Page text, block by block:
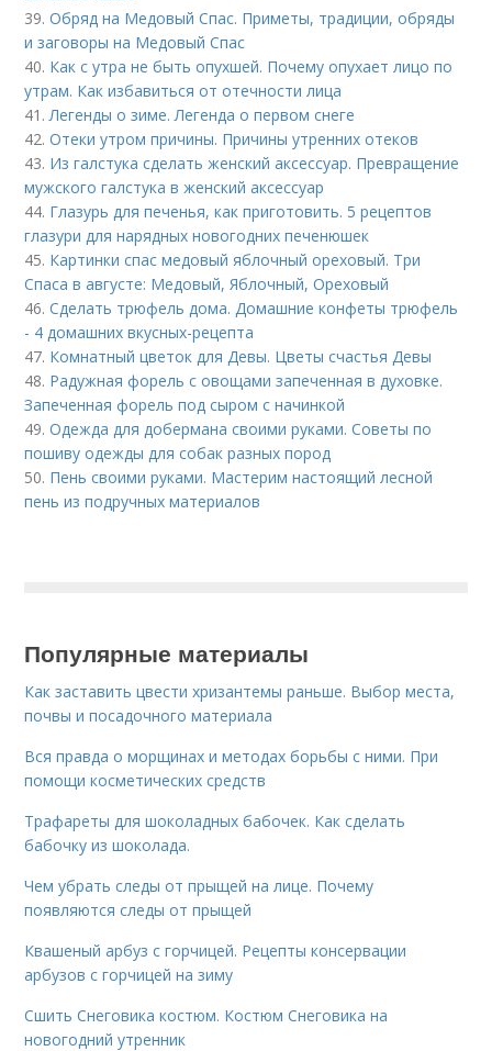
39.Обряд на Медовый Спас. Приметы, традиции, обряды
и заговоры на Медовый Спас
40. Как с утра не быть опухшей. Почему опухает лицо по
утрам. Как избавиться от отечности лица
41. Легенды о зиме. Легенда о первом снеге
42.Отеки утром причины. Причины утренних отеков
43. Из галстука сделать женский аксессуар. Превращение
мужского галстука в женский аксессуар
44. Глазурь для печенья, как приготовить. 5 рецептов
глазури для нарядных новогодних печенюшек
45. Картинки спас медовый яблочный ореховый. Три
Спаса в августе: Медовый, Яблочный, Ореховый
46.Сделать трюфель дома. Домашние конфеты трюфель
- 4 домашних вкусных-рецепта
47. Комнатный цветок для Девы. Цветы счастья Девы
48. Радужная форель с овощами запеченная в духовке.
Запеченная форель под сыром с начинкой
49.Одежда для добермана своими руками. Советы по
пошиву одежды для собак разных пород
50. Пень своими руками. Мастерим настоящий лесной
пень из подручных материалов
Популярные материалы
Как заставить цвести хризантемы раньше. Выбор места,
почвы и посадочного материала
Вся правда о морщинах и методах борьбы с ними. При
помощи косметических средств
Трафареты для шоколадных бабочек. Как сделать
бабочку из шоколада.
Чем убрать следы от прыщей на лице. Почему
появляются следы от прыщей
Квашеный арбуз с горчицей. Рецепты консервации
арбузов с горчицей на зиму
Сшить Снеговика костюм. Костюм Снеговика на
новогодний утренник